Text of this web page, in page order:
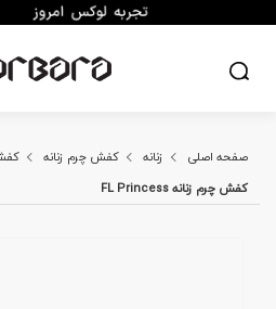
صفحه اصلی زنانه کفش چرم زنانه
کفش چرم زنانه FL Princess